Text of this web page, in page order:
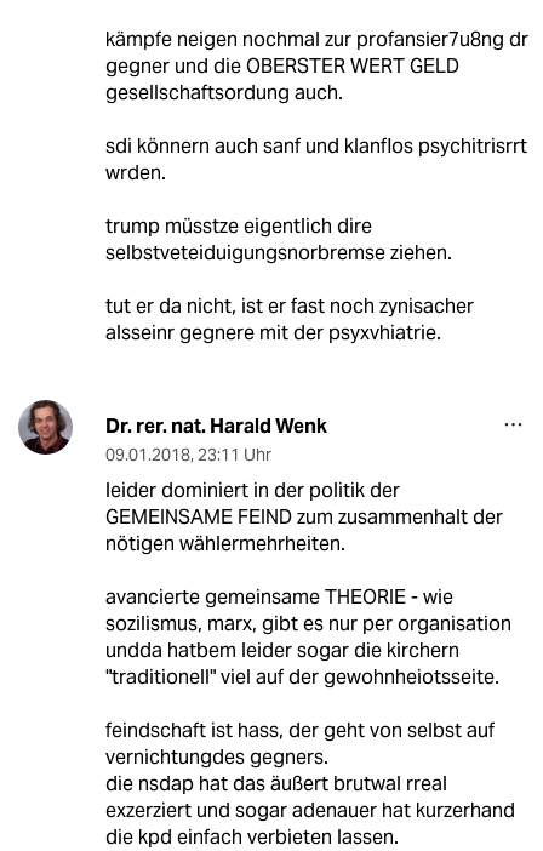
kämpfe neigen nochmal zur profansier7u8ng dr
gegner und die OBERSTER WERT GELD
gesellschaftsordung auch.
sdi könnern auch sanf und klanflos psychitrisrrt
wrden.
trump müsstze eigentlich dire
selbstveteiduigungsnorbremse ziehen.
tut er da nicht, ist er fast noch zynisacher
alsseinr gegnere mit der psyxvhiatrie.
Dr. rer. nat. Harald Wenk
09.01.2018, 23:11 Uhr
leider dominiert in der politik der
GEMEINSAME FEIND zum zusammenhalt der
nötigen wählermehrheiten.
avancierte gemeinsame THEORIE - wie
sozilismus, marx, gibt es nur per organisation
undda hatbem leider sogar die kirchern
"traditionell" viel auf der gewohnheiotsseite.
feindschaft ist hass, der geht von selbst auf
vernichtungdes gegners.
die nsdap hat das äußert brutwal rreal
exzerziert und sogar adenauer hat kurzerhand
die kpd einfach verbieten lassen.